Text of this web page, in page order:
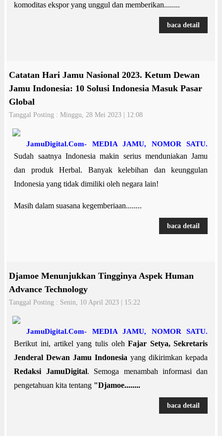
komoditas ekspor yang unggul dan memberikan........
baca detail
Catatan Hari Jamu Nasional 2023. Ketum Dewan
Jamu Indonesia: 10 Solusi Indonesia Masuk Pasar
Global
Tanggal Posting : Minggu, 28 Mei 2023 | 12:08
JamuDigital.Com- MEDIA JAMU, NOMOR SATU.
Sudah saatnya Indonesia makin serius menduniakan Jamu
dan produk Herbal. Banyak kelebihan dan keunggulan
Indonesia yang tidak dimiliki oleh negara lain!
Masih dalam suasana kegemberiaan........
baca detail
Djamoe Menunjukkan Tingginya Aspek Human
Advance Technology
Tanggal Posting : Senin, 10 April 2023 | 15:22
JamuDigital.Com- MEDIA JAMU, NOMOR SATU.
Berikut ini, artikel yang tulis olehFajar Setya, Sekretaris
Jenderal Dewan Jamu Indonesia yang dikirimkan kepada
Redaksi JamuDigital. Semoga menambah informasi dan
pengetahuan kita tentang "Djamoe........
baca detail